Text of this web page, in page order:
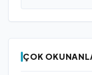
ÇOK